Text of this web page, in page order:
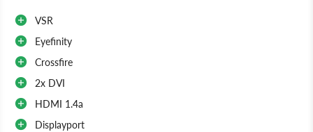
VSR
Eyefinity
Crossfire
2x DVI
HDMI 1.4a
Displayport